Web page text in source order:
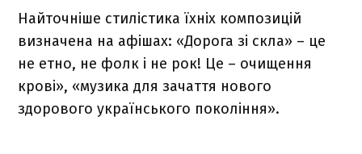
Найточніше стилістика їхніх композицій
визначена на афішах: «Дорога зі скла» – це
не етно, не фолк і не рок! Це – очищення
крові», «музика для зачаття нового
здорового українського покоління».